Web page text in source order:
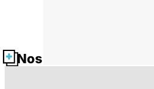
Nos fiches santé